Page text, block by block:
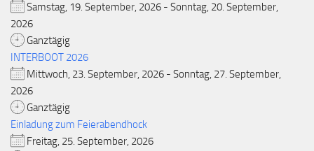
Samstag, 19. September, 2026 - Sonntag, 20. September,
2026
Ganztägig
INTERBOOT 2026
Mittwoch, 23. September, 2026 - Sonntag, 27. September,
2026
Ganztägig
Einladung zum Feierabendhock
Freitag, 25. September, 2026